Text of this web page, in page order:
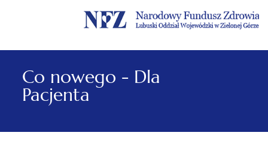
Menu
główne
Menu
lewe
Treść
główna
Szukaj
w
serwisie
Stopka
Co nowego - Dla
Pacjenta